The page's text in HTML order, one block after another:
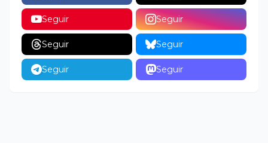
Seguir Seguir
Seguir Seguir
Seguir Seguir